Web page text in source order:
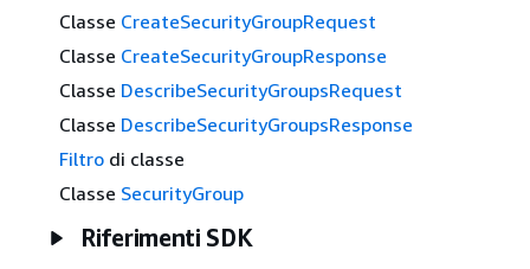
Classe CreateSecurityGroupRequest
Classe CreateSecurityGroupResponse
Classe DescribeSecurityGroupsRequest
Classe DescribeSecurityGroupsResponse
Filtro di classe
Classe SecurityGroup
Riferimenti SDK